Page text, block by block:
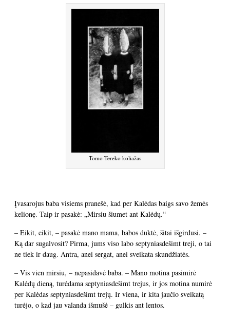
Tomo Tereko koliažas
Įvasarojus baba visiems pranešė, kad per Kalėdas baigs savo žemės
kelionę. Taip ir pasakė: „Mirsiu šiumet ant Kalėdų.“
– Eikit, eikit, – pasakė mano mama, babos duktė, šitai išgirdusi. –
Ką dar sugalvosit? Pirma, jums viso labo septyniasdešimt treji, o tai
ne tiek ir daug. Antra, anei sergat, anei sveikata skundžiatės.
– Vis vien mirsiu, – nepasidavė baba. – Mano motina pasimirė
Kalėdų dieną, turėdama septyniasdešimt trejus, ir jos motina numirė
per Kalėdas septyniasdešimt trejų. Ir viena, ir kita jaučio sveikatą
turėjo, o kad jau valanda išmušė – gulkis ant lentos.